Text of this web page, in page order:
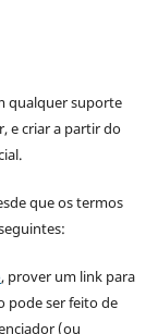
qualquer suporte
e criar a partir do
que os termos
, prover um link para
pode ser feito de
(ou